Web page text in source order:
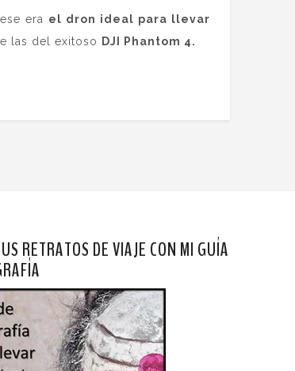
era el dron ideal para llevar
las del exitoso DJI Phantom 4.
RETRATOS DE VIAJE CON MI GUÍA